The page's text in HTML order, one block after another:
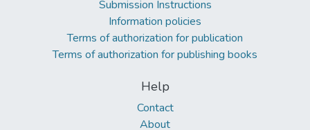
Submission Instructions
Information policies
Terms of authorization for publication
Terms of authorization for publishing books
Help
Contact
About